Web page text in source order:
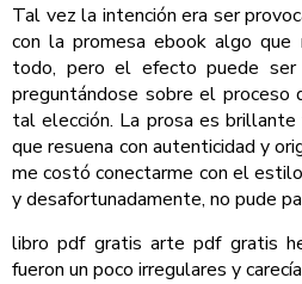
Tal vez la intención era ser
con la promesa ebook algo
todo, pero el efecto puede ser
preguntándose sobre el proceso
tal elección. La prosa es brillante
que resuena con autenticidad y
me costó conectarme con el
y desafortunadamente, no pude
libro pdf gratis arte pdf gratis
fueron un poco irregulares y